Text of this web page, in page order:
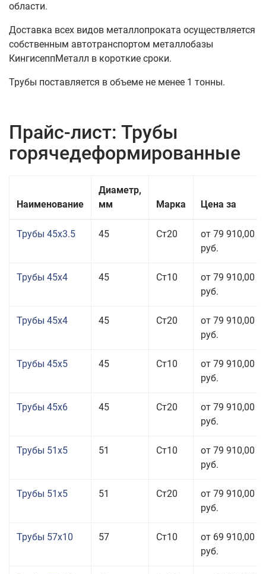
области.
Доставка всех видов металлопроката осуществляется
собственным автотранспортом металлобазы
КингисеппМеталл в короткие сроки.
Трубы поставляется в объеме не менее 1 тонны.
Прайс-лист: Трубы
горячедеформированные
Наименование
Диаметр,
мм
Марка Цена за
Трубы 45x3.5 45 Ст20
от 79 910,00
руб.
Трубы 45x4 45 Ст10
от 79 910,00
руб.
Трубы 45x4 45 Ст20
от 79 910,00
руб.
Трубы 45x5 45 Ст10
от 79 910,00
руб.
Трубы 45x6 45 Ст20
от 79 910,00
руб.
Трубы 51x5 51 Ст10
от 79 910,00
руб.
Трубы 51x5 51 Ст20
от 79 910,00
руб.
Трубы 57x10 57 Ст10
от 69 910,00
руб.